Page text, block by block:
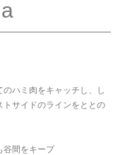
ハミ肉をキャッチし、し
トサイドのラインをととの
谷間をキープ